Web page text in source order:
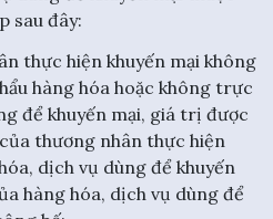
sau đây:
thực hiện khuyến mại không
hàng hóa hoặc không trực
để khuyến mại, giá trị được
thương nhân thực hiện
dịch vụ dùng để khuyến
hàng hóa, dịch vụ dùng để